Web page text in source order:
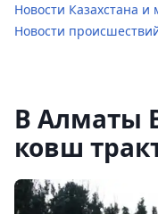
Новости Казахстана и
Новости
В Алматы
ковш